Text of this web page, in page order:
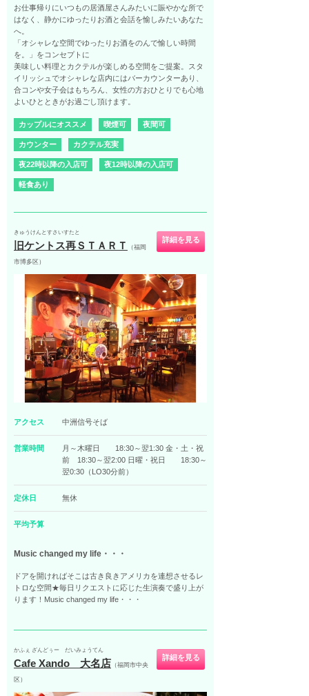
お仕事帰りにいつもの居酒屋さんみたいに賑やかな所で
はなく、静かにゆったりお酒と会話を愉しみたいあなた
へ。
「オシャレな空間でゆったりお酒をのんで愉しい時間
を。」をコンセプトに
美味しい料理とカクテルが楽しめる空間をご提案。スタ
イリッシュでオシャレな店内にはバーカウンターあり、
合コンや女子会はもちろん、女性の方おひとりでも心地
よいひとときがお過ごし頂けます。
カップルにオススメ 喫煙可 夜間可
カウンター カクテル充実
夜22時以降の入店可 夜12時以降の入店可
軽食あり
きゅうけんとすさいすたと
旧ケントス再ＳＴＡＲＴ （福岡
市博多区）
詳細を見る
アクセス 中洲信号そば
営業時間
月～木曜日 18:30～翌1:30 金・土・祝
前 18:30～翌2:00 日曜・祝日 18:30～
翌0:30（LO30分前）
定休日 無休
平均予算
Music changed my life・・・
ドアを開ければそこは古き良きアメリカを連想させるレ
トロな空間★毎日リクエストに応じた生演奏で盛り上が
ります！Music changed my life・・・
かふぇ ざんどぅー だいみょうてん
Cafe Xando 大名店 （福岡市中央
区）
詳細を見る